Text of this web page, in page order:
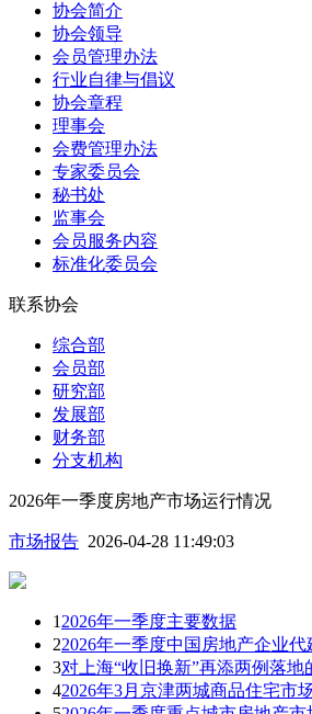
协会简介
协会领导
会员管理办法
行业自律与倡议
协会章程
理事会
会费管理办法
专家委员会
秘书处
监事会
会员服务内容
标准化委员会
联系协会
综合部
会员部
研究部
发展部
财务部
分支机构
2026年一季度房地产市场运行情况
市场报告 2026-04-28 11:49:03
1 2026年一季度主要数据
22026年一季度中国房地产企业代
3对上海“收旧换新”再添两例落地
42026年3月京津两城商品住宅市